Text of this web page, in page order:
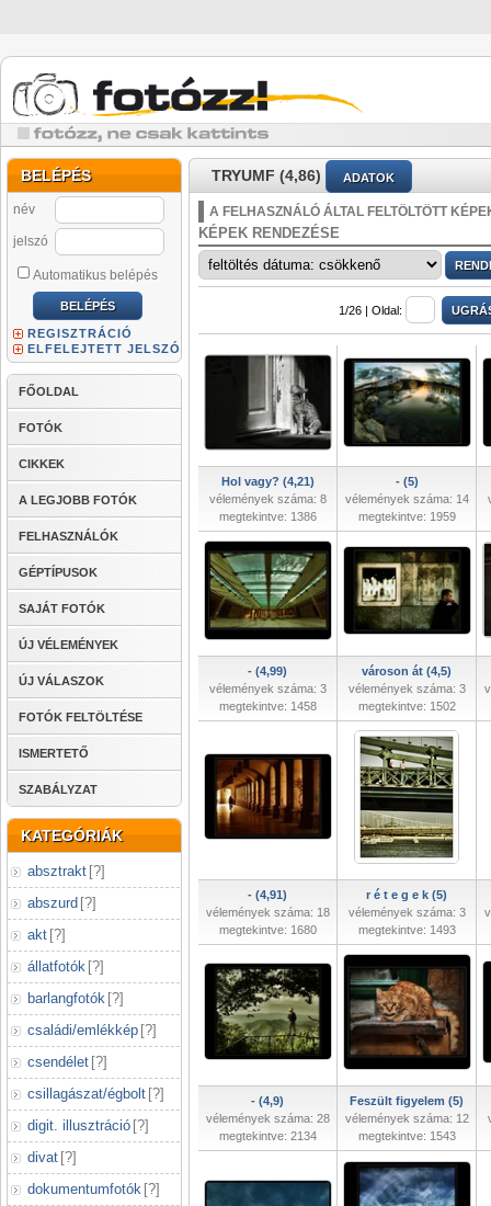
BELÉPÉS
név
jelszó
Automatikus belépés
REGISZTRÁCIÓ
ELFELEJTETT JELSZÓ
FŐOLDAL
FOTÓK
CIKKEK
A LEGJOBB FOTÓK
FELHASZNÁLÓK
GÉPTÍPUSOK
SAJÁT FOTÓK
ÚJ VÉLEMÉNYEK
ÚJ VÁLASZOK
FOTÓK FELTÖLTÉSE
ISMERTETŐ
SZABÁLYZAT
KATEGÓRIÁK
absztrakt [?]
abszurd [?]
akt [?]
állatfotók [?]
barlangfotók [?]
családi/emlékkép [?]
csendélet [?]
csillagászat/égbolt [?]
digit. illusztráció [?]
divat [?]
dokumentumfotók [?]
TRYUMF (4,86) ADATOK
A FELHASZNÁLÓ ÁLTAL FELTÖLTÖTT
KÉPEK RENDEZÉSE
1/26 | Oldal:
Hol vagy? (4,21)
vélemények száma: 8
megtekintve: 1386
- (5)
vélemények száma: 14
megtekintve: 1959
- (4,99)
vélemények száma: 3
megtekintve: 1458
városon át (4,5)
vélemények száma: 3
megtekintve: 1502
- (4,91)
vélemények száma: 18
megtekintve: 1680
r é t e g e k (5)
vélemények száma: 3
megtekintve: 1493
- (4,9)
vélemények száma: 28
megtekintve: 2134
Feszült figyelem (5)
vélemények száma: 12
megtekintve: 1543